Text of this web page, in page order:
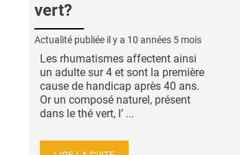
vert?
Actualité publiée il y a 10 années 5 mois
Les rhumatismes affectent ainsi
un adulte sur 4 et sont la première
cause de handicap après 40 ans.
Or un composé naturel, présent
dans le thé vert, l’ ...